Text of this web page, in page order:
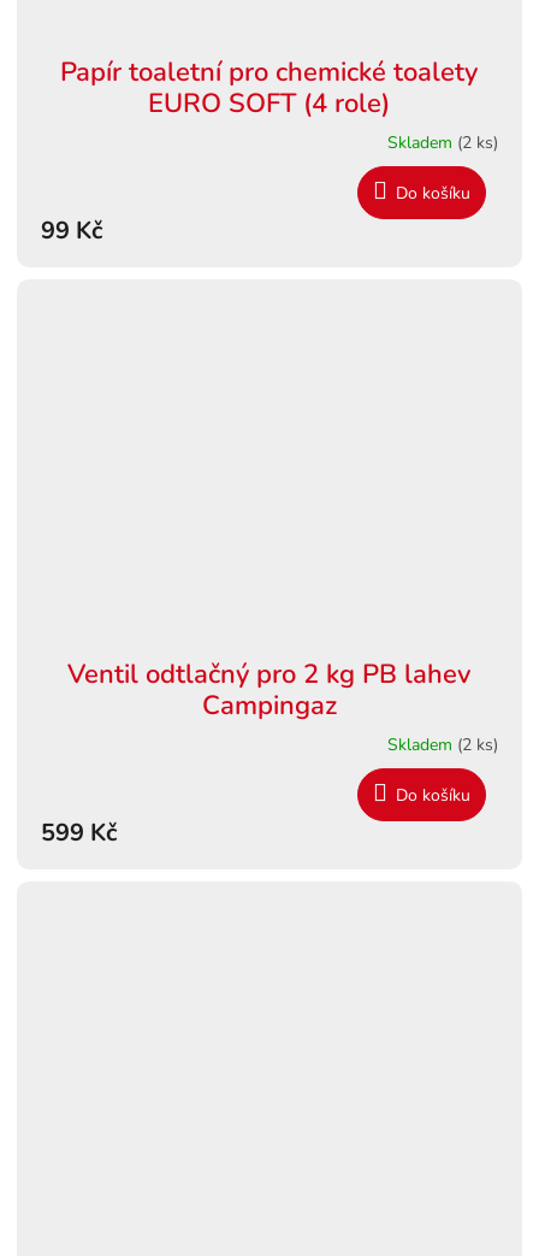
Papír toaletní pro chemické toalety
EURO SOFT (4 role)
Skladem (2 ks)
99 Kč
Do košíku
Ventil odtlačný pro 2 kg PB lahev
Campingaz
Skladem (2 ks)
599 Kč
Do košíku